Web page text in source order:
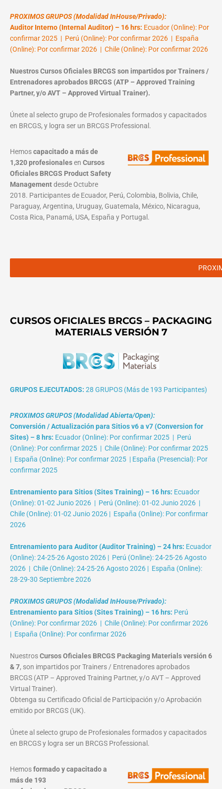
PROXIMOS GRUPOS (Modalidad InHouse/Privado):
Auditor Interno (Internal Auditor) – 16 hrs: Ecuador (Online): Por
confirmar 2025 | Perú (Online): Por confirmar 2026 | España
(Online): Por confirmar 2026 | Chile (Online): Por confirmar 2026
Nuestros Cursos Oficiales BRCGS son impartidos por Trainers /
Entrenadores aprobados BRCGS (ATP – Approved Training
Partner, y/o AVT – Approved Virtual Trainer).
Únete al selecto grupo de Profesionales formados y capacitados
en BRCGS, y logra ser un BRCGS Professional.
Hemoscapacitado a más de
1,320 profesionalesen Cursos
Oficiales BRCGS Product Safety
Managementdesde Octubre
2018. Participantes de Ecuador, Perú, Colombia, Bolivia, Chile,
Paraguay, Argentina, Uruguay, Guatemala, México, Nicaragua,
Costa Rica, Panamá, USA, España y Portugal.
CURSOS OFICIALES BRCGS – PACKAGING
MATERIALS VERSIÓN 7
GRUPOS EJECUTADOS: 28 GRUPOS (Más de 193 Participantes)
PROXIMOS GRUPOS (Modalidad Abierta/Open):
Conversión / Actualización para Sitios v6 a v7 (Conversion for
Sites) – 8 hrs: Ecuador (Online): Por confirmar 2025 | Perú
(Online): Por confirmar 2025 | Chile (Online): Por confirmar 2025
| España (Online): Por confirmar 2025 | España (Presencial): Por
confirmar 2025
Entrenamiento para Sitios (Sites Training) – 16 hrs: Ecuador
(Online): 01-02 Junio 2026 | Perú (Online): 01-02 Junio 2026 |
Chile (Online): 01-02 Junio 2026 | España (Online): Por confirmar
2026
Entrenamiento para Auditor (Auditor Training) – 24 hrs: Ecuador
(Online): 24-25-26 Agosto 2026 | Perú (Online): 24-25-26 Agosto
2026 | Chile (Online): 24-25-26 Agosto 2026 | España (Online):
28-29-30 Septiembre 2026
PROXIMOS GRUPOS (Modalidad InHouse/Privado):
Entrenamiento para Sitios (Sites Training) – 16 hrs: Perú
(Online): Por confirmar 2026 | Chile (Online): Por confirmar 2026
| España (Online): Por confirmar 2026
NuestrosCursos Oficiales BRCGS Packaging Materials versión 6
& 7, son impartidos por Trainers / Entrenadores aprobados
BRCGS (ATP – Approved Training Partner, y/o AVT – Approved
Virtual Trainer).
Obtenga su Certificado Oficial de Participación y/o Aprobación
emitido por BRCGS (UK).
Únete al selecto grupo de Profesionales formados y capacitados
en BRCGS y logra ser un BRCGS Professional.
Hemosformado y capacitado a
más de 193